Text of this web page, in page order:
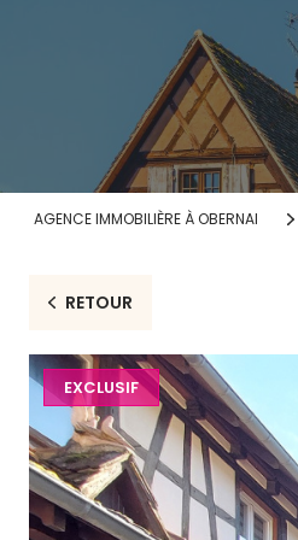
AGENCE IMMOBILIÈRE À OBERNAI
RETOUR
EXCLUSIF